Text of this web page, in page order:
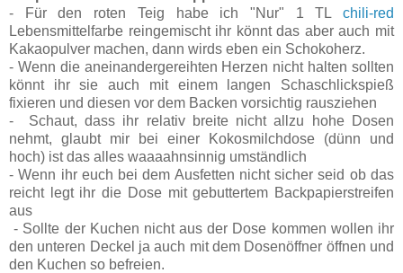
- Für den roten Teig habe ich "Nur" 1 TL chili-red
Lebensmittelfarbe reingemischt ihr könnt das aber auch mit
Kakaopulver machen, dann wirds eben ein Schokoherz.
- Wenn die aneinandergereihten Herzen nicht halten sollten
könnt ihr sie auch mit einem langen Schaschlickspieß
fixieren und diesen vor dem Backen vorsichtig rausziehen
- Schaut, dass ihr relativ breite nicht allzu hohe Dosen
nehmt, glaubt mir bei einer Kokosmilchdose (dünn und
hoch) ist das alles waaaahnsinnig umständlich
- Wenn ihr euch bei dem Ausfetten nicht sicher seid ob das
reicht legt ihr die Dose mit gebuttertem Backpapierstreifen
aus
- Sollte der Kuchen nicht aus der Dose kommen wollen ihr
den unteren Deckel ja auch mit dem Dosenöffner öffnen und
den Kuchen so befreien.